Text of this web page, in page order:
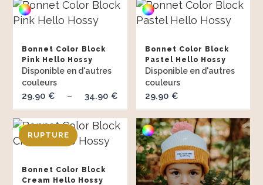
prix :
29.90 €
34.90 €
Bonnet Color Block
Pink Hello Hossy
29.90 € – 34.90 €
Plage
de
prix :
29.90 €
34.90 €
Bonnet Color Block
Pastel Hello Hossy
29.90 €
Bonnet Color Block
Cream Hello Hossy